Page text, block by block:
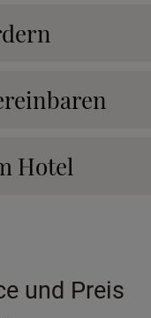
Hotel
und Preis